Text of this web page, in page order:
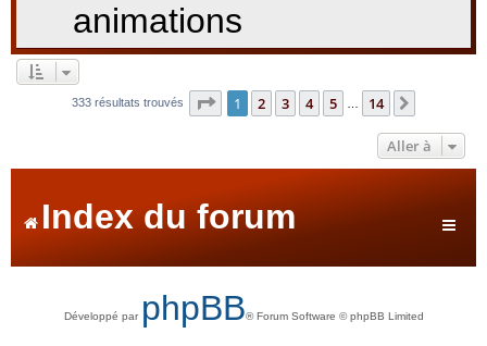
animations
333 résultats trouvés Page 1sur14
1 2 3 4 5 14
Aller à
Index du forum
Développé par phpBB® Forum Software © phpBB Limited